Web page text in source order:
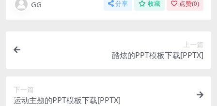
GG 分享 收藏 点赞(0)
上一篇
酷炫的PPT模板下载[PPTX]
下一篇
运动主题的PPT模板下载[PPTX]